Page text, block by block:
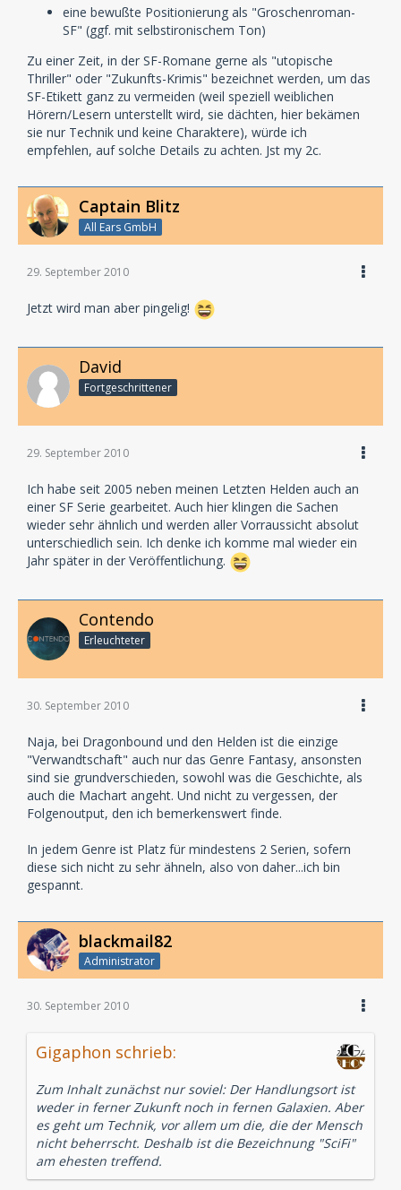
eine bewußte Positionierung als "Groschenroman-
SF" (ggf. mit selbstironischem Ton)
Zu einer Zeit, in der SF-Romane gerne als "utopische
Thriller" oder "Zukunfts-Krimis" bezeichnet werden, um das
SF-Etikett ganz zu vermeiden (weil speziell weiblichen
Hörern/Lesern unterstellt wird, sie dächten, hier bekämen
sie nur Technik und keine Charaktere), würde ich
empfehlen, auf solche Details zu achten. Jst my 2c.
Captain Blitz
All Ears GmbH
29. September 2010
Jetzt wird man aber pingelig!
David
Fortgeschrittener
29. September 2010
Ich habe seit 2005 neben meinen Letzten Helden auch an
einer SF Serie gearbeitet. Auch hier klingen die Sachen
wieder sehr ähnlich und werden aller Vorraussicht absolut
unterschiedlich sein. Ich denke ich komme mal wieder ein
Jahr später in der Veröffentlichung.
Contendo
Erleuchteter
30. September 2010
Naja, bei Dragonbound und den Helden ist die einzige
"Verwandtschaft" auch nur das Genre Fantasy, ansonsten
sind sie grundverschieden, sowohl was die Geschichte, als
auch die Machart angeht. Und nicht zu vergessen, der
Folgenoutput, den ich bemerkenswert finde.
In jedem Genre ist Platz für mindestens 2 Serien, sofern
diese sich nicht zu sehr ähneln, also von daher...ich bin
gespannt.
blackmail82
Administrator
30. September 2010
Gigaphon schrieb:
Zum Inhalt zunächst nur soviel: Der Handlungsort ist
weder in ferner Zukunft noch in fernen Galaxien. Aber
es geht um Technik, vor allem um die, die der Mensch
nicht beherrscht. Deshalb ist die Bezeichnung "SciFi"
am ehesten treffend.